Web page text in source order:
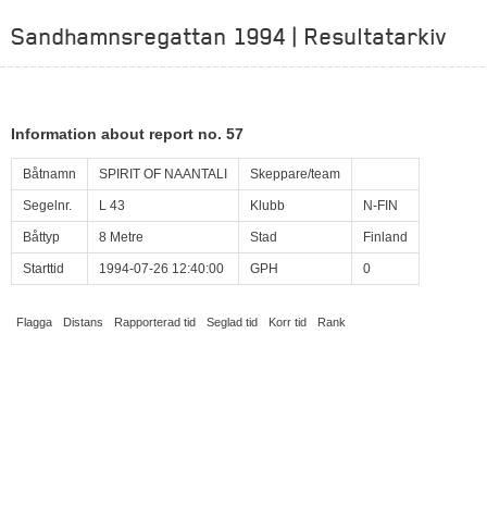
Sandhamnsregattan 1994 | Resultatarkiv
Information about report no. 57
Båtnamn SPIRIT OF NAANTALI Skeppare/team
Segelnr. L 43 Klubb N-FIN
Båttyp 8 Metre Stad Finland
Starttid 1994-07-26 12:40:00 GPH 0
Flagga Distans Rapporterad tid Seglad tid Korr tid Rank